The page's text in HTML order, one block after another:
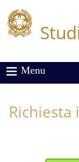
Menu
Richiesta